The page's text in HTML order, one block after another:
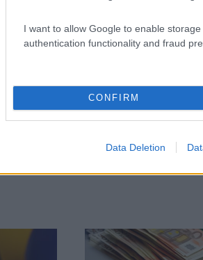
I want to allow Google to enable
authentication functionality and fraud
CONFIRM
Data Deletion
Aκολουθήστε μας
παντού…